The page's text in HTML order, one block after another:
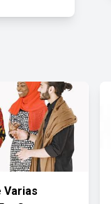
Varias